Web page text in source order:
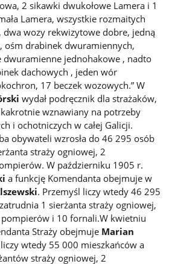
2 sikawki dwukołowe Lamera i 1
Lamera, wszystkie rozmaitych
wozy rekwizytowe dobre, jedną
ośm drabinek dwuramiennych,
dwuramienne jednohakowe , nadto
dachowych , jeden wór
17 beczek wozowych.” W
wydał podręcznik dla strażaków,
wznawiany na potrzeby
i ochotniczych w całej Galicji.
obywateli wzrosła do 46 295 osób
straży ogniowej, 2
W październiku 1905 r.
a funkcję Komendanta obejmuje w
. Przemyśl liczy wtedy 46 295
1 sierżanta straży ogniowej,
i 10 fornali.W kwietniu
Straży obejmuje Marian
wtedy 55 000 mieszkańców a
straży ogniowej, 2